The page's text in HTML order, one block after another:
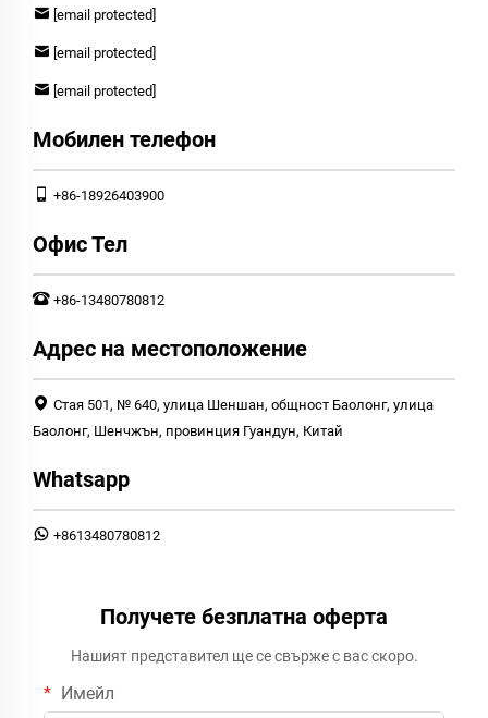
[email protected]
[email protected]
[email protected]
Мобилен телефон
+86-18926403900
Офис Тел
+86-13480780812
Адрес на местоположение
Стая 501, № 640, улица Шеншан, общност Баолонг, улица
Баолонг, Шенчжън, провинция Гуандун, Китай
Whatsapp
+8613480780812
Получете безплатна оферта
Нашият представител ще се свърже с вас скоро.
Имейл